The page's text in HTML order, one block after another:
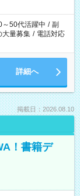
～50代活躍中 / 副
大量募集 / 電話対応
詳細へ
掲載日：2026.08.10
！書籍デ